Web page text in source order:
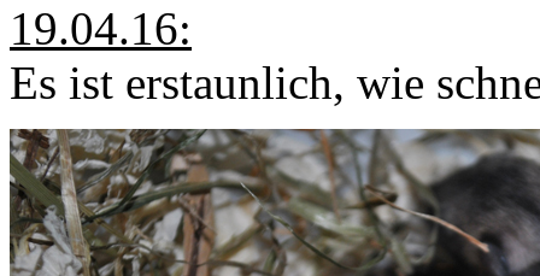
19.04.16:
Es ist erstaunlich, wie